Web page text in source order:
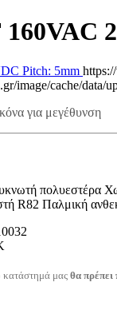
image/cache/data/
για μεγέθυνση
πολυεστέρα
R82 Παλμική
μας θα πρέπει